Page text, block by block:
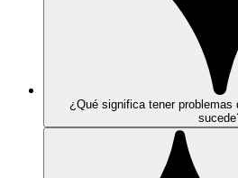
¿Qué significa tener problemas